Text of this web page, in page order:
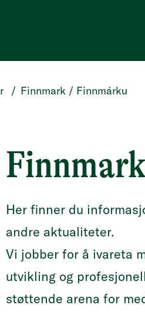
/ Finnmark / Finnmárku
Her finner du
andre aktualiteter.
Vi jobber for å ivareta
utvikling og
støttende arena for